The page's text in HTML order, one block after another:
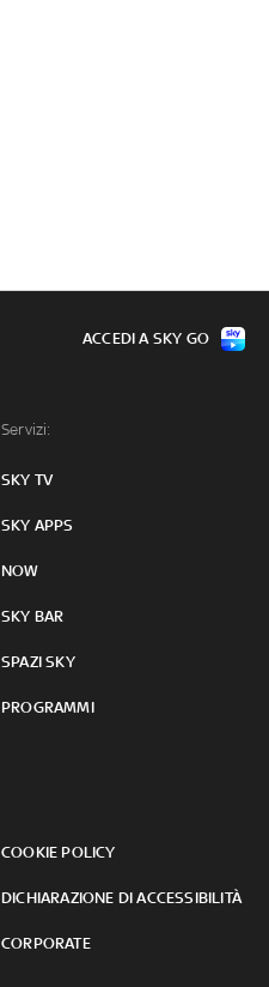
Servizi:
SKY TV
SKY APPS
NOW
SKY BAR
SPAZI SKY
PROGRAMMI
COOKIE POLICY
DICHIARAZIONE DI ACCESSIBILITÀ
CORPORATE
ACCEDI A SKY GO